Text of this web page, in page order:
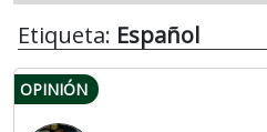
Etiqueta: Español
OPINIÓN